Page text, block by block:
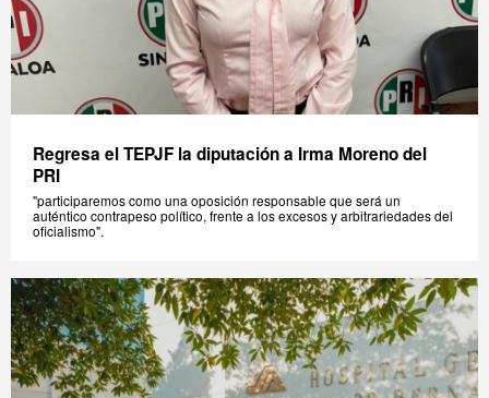
Regresa el TEPJF la diputación a Irma Moreno del
PRI
"participaremos como una oposición responsable que será un
auténtico contrapeso político, frente a los excesos y arbitrariedades del
oficialismo".